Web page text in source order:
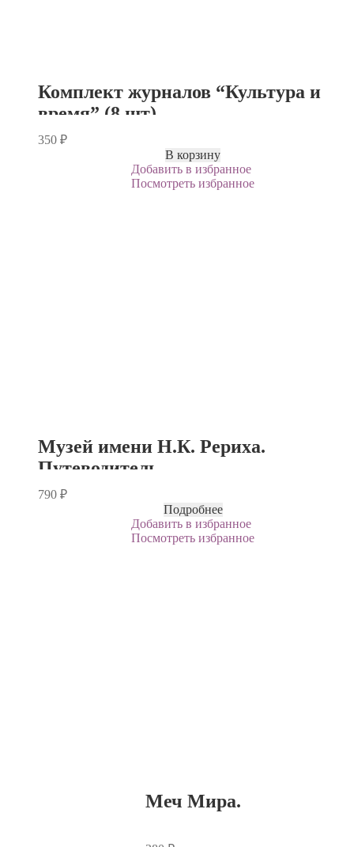
Комплект журналов “Культура и
время” (8 шт)
350 ₽
В корзину
Добавить в избранное
Посмотреть избранное
Музей имени Н.К. Рериха.
Путеводитель.
790 ₽
Подробнее
Добавить в избранное
Посмотреть избранное
Меч Мира.